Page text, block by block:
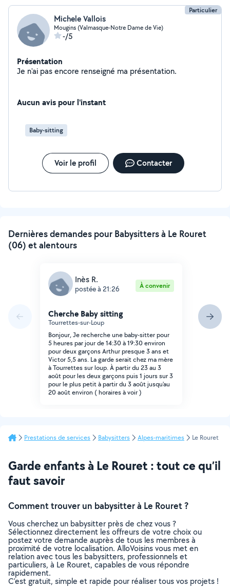
Particulier
Michele Vallois
Mougins (Valmasque-Notre Dame de Vie)
-/5
Présentation
Je n'ai pas encore renseigné ma présentation.
Aucun avis pour l'instant
Baby-sitting
Voir le profil Contacter
Dernières demandes pour Babysitters à Le Rouret
(06) et alentours
Inès R.
postée à 21:26 À convenir
Cherche Baby sitting
Tourrettes-sur-Loup
Bonjour, Je recherche une baby-sitter pour
5 heures par jour de 14:30 à 19:30 environ
pour deux garçons Arthur presque 3 ans et
Victor 5,5 ans. La garde serait chez ma mère
à Tourrettes sur loup. À partir du 23 au 3
août pour les deux garçons puis 1 jours sur 3
pour le plus petit à partir du 3 août jusqu'au
20 août environ ( horaires à voir )
Prestations de services Babysitters Alpes-maritimes Le Rouret
Garde enfants à Le Rouret : tout ce qu’il
faut savoir
Comment trouver un babysitter à Le Rouret ?
Vous cherchez un babysitter près de chez vous ?
Sélectionnez directement les offreurs de votre choix ou
postez votre demande auprès de tous les membres à
proximité de votre localisation. AlloVoisins vous met en
relation avec tous les babysitters, professionnels et
particuliers, à Le Rouret, capables de vous répondre
rapidement.
C’est gratuit, simple et rapide pour réaliser tous vos projets !